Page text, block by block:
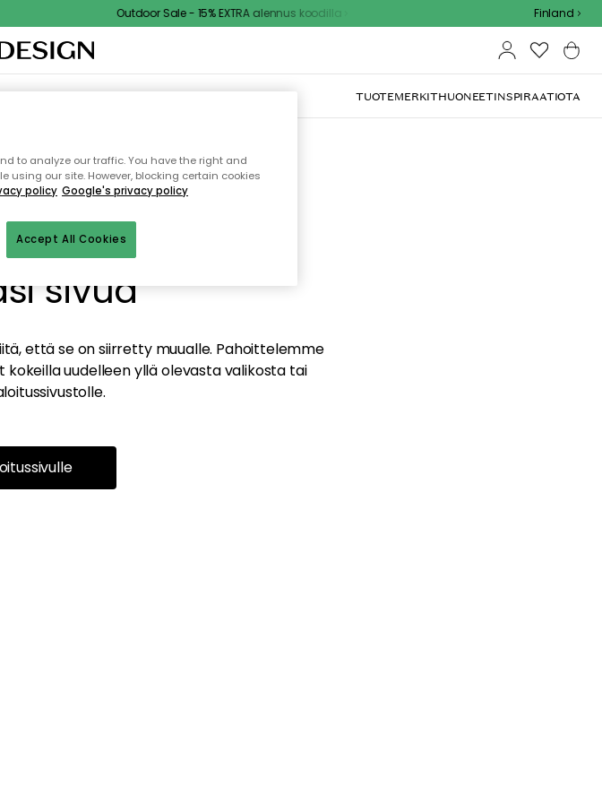
Outdoor Sale - 15% EXTRA alennus koodilla Finland
SÄILYTYSULKOKALUSTEET TUOTEMERKITHUONEETINSPIRAATIOTA
löydä
sivua
että se on siirretty muualle. Pahoittelemme
uudelleen yllä olevasta valikosta tai
to analyze our traffic. You have the right and
using our site. However, blocking certain cookies
policy Google's privacy policy
Accept All Cookies